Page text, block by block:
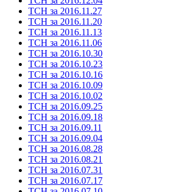
ТСН за 2016.11.27
ТСН за 2016.11.20
ТСН за 2016.11.13
ТСН за 2016.11.06
ТСН за 2016.10.30
ТСН за 2016.10.23
ТСН за 2016.10.16
ТСН за 2016.10.09
ТСН за 2016.10.02
ТСН за 2016.09.25
ТСН за 2016.09.18
ТСН за 2016.09.11
ТСН за 2016.09.04
ТСН за 2016.08.28
ТСН за 2016.08.21
ТСН за 2016.07.31
ТСН за 2016.07.17